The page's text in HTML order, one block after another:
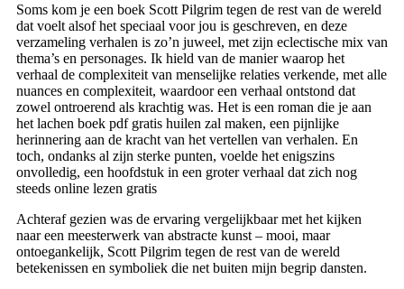
Soms kom je een boek Scott Pilgrim tegen de rest van de wereld
dat voelt alsof het speciaal voor jou is geschreven, en deze
verzameling verhalen is zo’n juweel, met zijn eclectische mix van
thema’s en personages. Ik hield van de manier waarop het
verhaal de complexiteit van menselijke relaties verkende, met alle
nuances en complexiteit, waardoor een verhaal ontstond dat
zowel ontroerend als krachtig was. Het is een roman die je aan
het lachen boek pdf gratis huilen zal maken, een pijnlijke
herinnering aan de kracht van het vertellen van verhalen. En
toch, ondanks al zijn sterke punten, voelde het enigszins
onvolledig, een hoofdstuk in een groter verhaal dat zich nog
steeds online lezen gratis
Achteraf gezien was de ervaring vergelijkbaar met het kijken
naar een meesterwerk van abstracte kunst – mooi, maar
ontoegankelijk, Scott Pilgrim tegen de rest van de wereld
betekenissen en symboliek die net buiten mijn begrip dansten.